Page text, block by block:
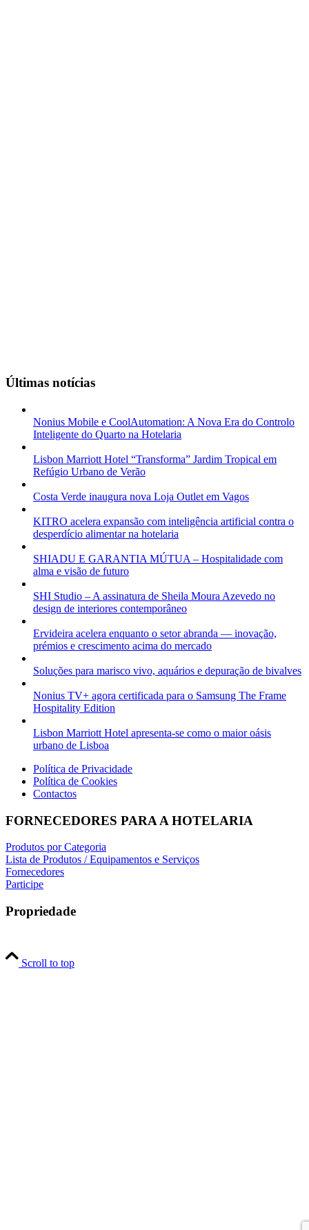
Últimas notícias
Nonius Mobile e CoolAutomation: A Nova Era do Controlo
Inteligente do Quarto na Hotelaria
Lisbon Marriott Hotel “Transforma” Jardim Tropical em
Refúgio Urbano de Verão
Costa Verde inaugura nova Loja Outlet em Vagos
KITRO acelera expansão com inteligência artificial contra o
desperdício alimentar na hotelaria
SHIADU E GARANTIA MÚTUA – Hospitalidade com
alma e visão de futuro
SHI Studio – A assinatura de Sheila Moura Azevedo no
design de interiores contemporâneo
Ervideira acelera enquanto o setor abranda — inovação,
prémios e crescimento acima do mercado
Soluções para marisco vivo, aquários e depuração de bivalves
Nonius TV+ agora certificada para o Samsung The Frame
Hospitality Edition
Lisbon Marriott Hotel apresenta-se como o maior oásis
urbano de Lisboa
Política de Privacidade
Política de Cookies
Contactos
FORNECEDORES PARA A HOTELARIA
Produtos por Categoria
Lista de Produtos / Equipamentos e Serviços
Fornecedores
Participe
Propriedade
Scroll to top